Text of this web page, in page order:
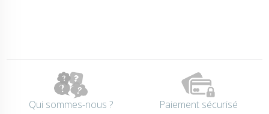
Qui sommes-nous ? Paiement sécurisé